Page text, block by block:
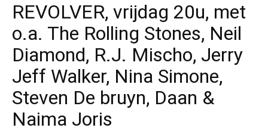
REVOLVER, vrijdag 20u, met
o.a. The Rolling Stones, Neil
Diamond, R.J. Mischo, Jerry
Jeff Walker, Nina Simone,
Steven De bruyn, Daan &
Naima Joris